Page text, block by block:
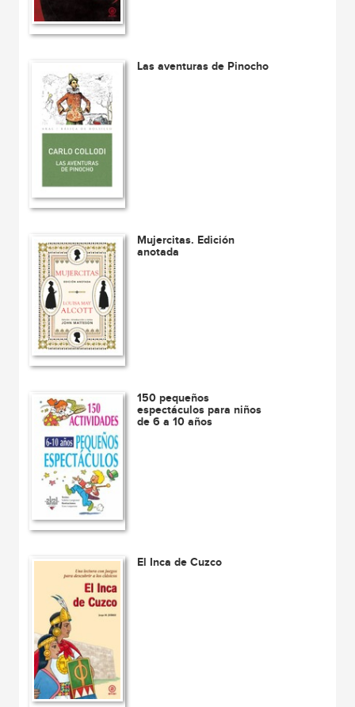
Las aventuras de Pinocho
Mujercitas. Edición
anotada
150 pequeños
espectáculos para niños
de 6 a 10 años
El Inca de Cuzco